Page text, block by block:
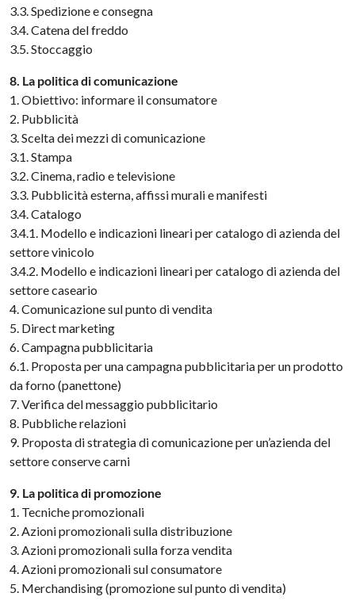
3.3. Spedizione e consegna
3.4. Catena del freddo
3.5. Stoccaggio
8. La politica di comunicazione
1. Obiettivo: informare il consumatore
2. Pubblicità
3. Scelta dei mezzi di comunicazione
3.1. Stampa
3.2. Cinema, radio e televisione
3.3. Pubblicità esterna, affissi murali e manifesti
3.4. Catalogo
3.4.1. Modello e indicazioni lineari per catalogo di azienda del
settore vinicolo
3.4.2. Modello e indicazioni lineari per catalogo di azienda del
settore caseario
4. Comunicazione sul punto di vendita
5. Direct marketing
6. Campagna pubblicitaria
6.1. Proposta per una campagna pubblicitaria per un prodotto
da forno (panettone)
7. Verifica del messaggio pubblicitario
8. Pubbliche relazioni
9. Proposta di strategia di comunicazione per un’azienda del
settore conserve carni
9. La politica di promozione
1. Tecniche promozionali
2. Azioni promozionali sulla distribuzione
3. Azioni promozionali sulla forza vendita
4. Azioni promozionali sul consumatore
5. Merchandising (promozione sul punto di vendita)